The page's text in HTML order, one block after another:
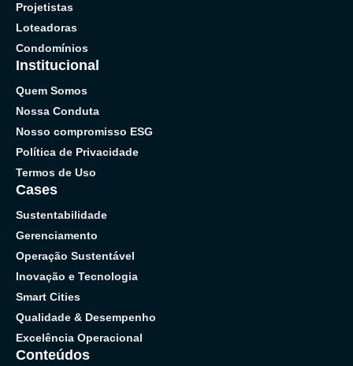
Projetistas
Loteadoras
Condomínios
Institucional
Quem Somos
Nossa Conduta
Nosso compromisso ESG
Política de Privacidade
Termos de Uso
Cases
Sustentabilidade
Gerenciamento
Operação Sustentável
Inovação e Tecnologia
Smart Cities
Qualidade & Desempenho
Excelência Operacional
Conteúdos